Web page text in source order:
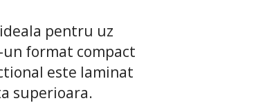
pentru uz
format compact
este laminat
superioara.